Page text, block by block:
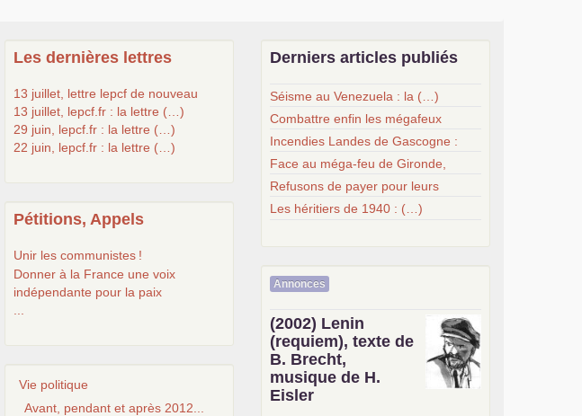
Les dernières lettres
13 juillet, lettre lepcf de nouveau
13 juillet, lepcf.fr : la lettre (…)
29 juin, lepcf.fr : la lettre (…)
22 juin, lepcf.fr : la lettre (…)
Pétitions, Appels
Unir les communistes !
Donner à la France une voix
indépendante pour la paix
Vie politique
Avant, pendant et après 2012...
Derniers articles publiés
Séisme au Venezuela : la (…)
Combattre enfin les mégafeux
Incendies Landes de Gascogne :
Face au méga-feu de Gironde,
Refusons de payer pour leurs
Les héritiers de 1940 : (…)
Annonces
(2002) Lenin
(requiem), texte de
B. Brecht,
musique de H.
Eisler